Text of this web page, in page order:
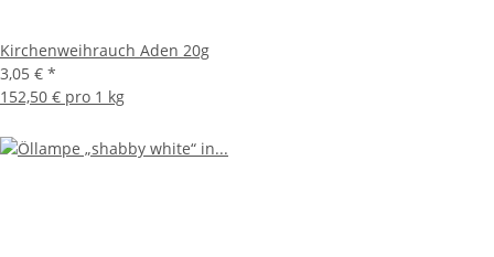
Kirchenweihrauch Aden 20g
3,05 € *
152,50 € pro 1 kg